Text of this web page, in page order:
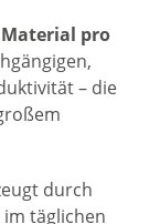
pro
– die
durch
täglichen